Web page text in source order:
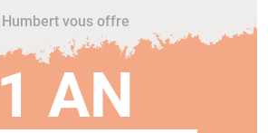
Humbert vous offre
1 AN